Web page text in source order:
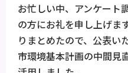
お忙しい中、アンケート
の方にお礼を申し上げま
りまとめたので、公表い
市環境基本計画の中間見